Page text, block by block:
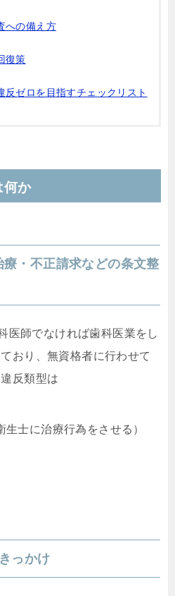
への備え方
復策
反ゼロを目指すチェックリスト
何か
・不正請求などの条文整
医師でなければ歯科医業をし
おり、無資格者に行わせて
反類型は
生士に治療行為をさせる）
っかけ